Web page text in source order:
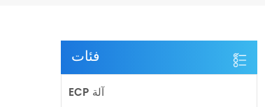
فئات
ECP آلة